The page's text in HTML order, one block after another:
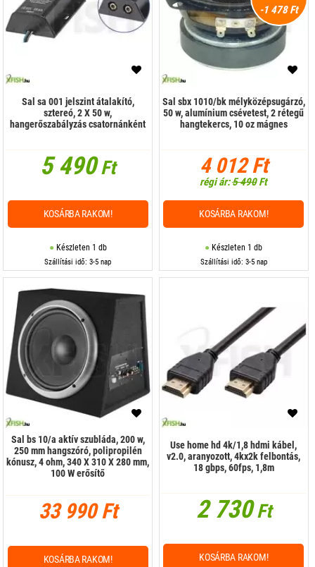
Sal sa 001 jelszint átalakító,
sztereó, 2 X 50 w,
hangerőszabályzás csatornánként
5 490Ft
Készleten 1 db
Szállítási idő: 3-5 nap
KOSÁRBA RAKOM!
-1 478 Ft
Sal sbx 1010/bk mélyközépsugárzó,
50 w, alumínium csévetest, 2 rétegű
hangtekercs, 10 oz mágnes
4 012 Ft
régi ár:5 490Ft
Készleten 1 db
Szállítási idő: 3-5 nap
KOSÁRBA RAKOM!
Sal bs 10/a aktív szubláda, 200 w,
250 mm hangszóró, polipropilén
kónusz, 4 ohm, 340 X 310 X 280 mm,
100 W erősítő
33 990 Ft
KOSÁRBA RAKOM!
Use home hd 4k/1,8 hdmi kábel,
v2.0, aranyozott, 4kx2k felbontás,
18 gbps, 60fps, 1,8m
2 730Ft
KOSÁRBA RAKOM!